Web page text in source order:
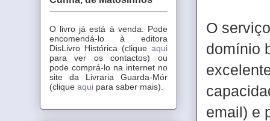
O
domínio
email) e
O livro já está à venda. Pode
encomendá-lo à editora
DisLivro Histórica (clique aqui
para ver os contactos) ou
pode comprá-lo na internet no
site da Livraria Guarda-Mór
(clique aqui para saber mais).